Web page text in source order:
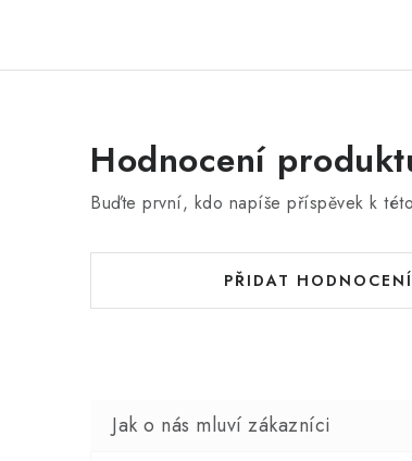
Hodnocení
Buďte první, kdo napíše příspěvek k
PŘIDAT HODNOCENÍ